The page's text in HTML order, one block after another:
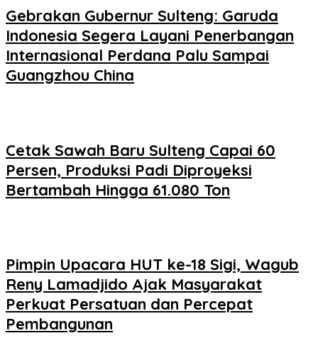
Gebrakan Gubernur Sulteng: Garuda
Indonesia Segera Layani Penerbangan
Internasional Perdana Palu Sampai
Guangzhou China
Cetak Sawah Baru Sulteng Capai 60
Persen, Produksi Padi Diproyeksi
Bertambah Hingga 61.080 Ton
Pimpin Upacara HUT ke-18 Sigi, Wagub
Reny Lamadjido Ajak Masyarakat
Perkuat Persatuan dan Percepat
Pembangunan